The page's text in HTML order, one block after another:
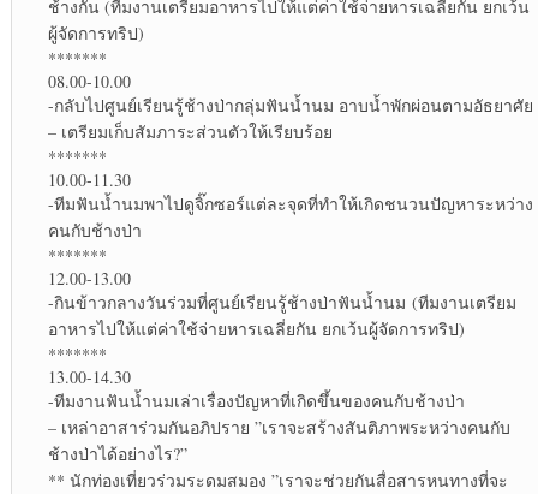
ช้างกัน (ทีมงานเตรียมอาหารไปให้แต่ค่าใช้จ่ายหารเฉลี่ยกัน ยกเว้น
ผู้จัดการทริป)
*******
08.00-10.00
-กลับไปศูนย์เรียนรู้ช้างป่ากลุ่มฟันน้ำนม อาบน้ำพักผ่อนตามอัธยาศัย
– เตรียมเก็บสัมภาระส่วนตัวให้เรียบร้อย
*******
10.00-11.30
-ทีมฟันน้ำนมพาไปดูจิ๊กซอร์แต่ละจุดที่ทำให้เกิดชนวนปัญหาระหว่าง
คนกับช้างป่า
*******
12.00-13.00
-กินข้าวกลางวันร่วมที่ศูนย์เรียนรู้ช้างป่าฟันน้ำนม (ทีมงานเตรียม
อาหารไปให้แต่ค่าใช้จ่ายหารเฉลี่ยกัน ยกเว้นผู้จัดการทริป)
*******
13.00-14.30
-ทีมงานฟันน้ำนมเล่าเรื่องปัญหาที่เกิดขึ้นของคนกับช้างป่า
– เหล่าอาสาร่วมกันอภิปราย ”เราจะสร้างสันติภาพระหว่างคนกับ
ช้างป่าได้อย่างไร?”
** นักท่องเที่ยวร่วมระดมสมอง ”เราจะช่วยกันสื่อสารหนทางที่จะ